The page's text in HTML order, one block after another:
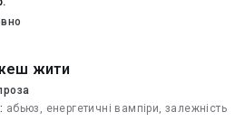
жити
абьюз, енергетичні вампіри, залежність